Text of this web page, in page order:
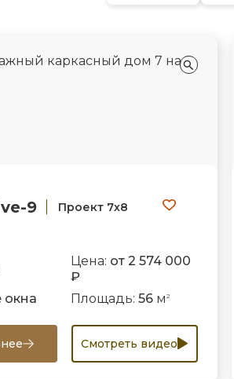
9 Проект 7х8
Цена: от 2 574 000
₽
окна
Площадь:56 м2
Смотреть видео